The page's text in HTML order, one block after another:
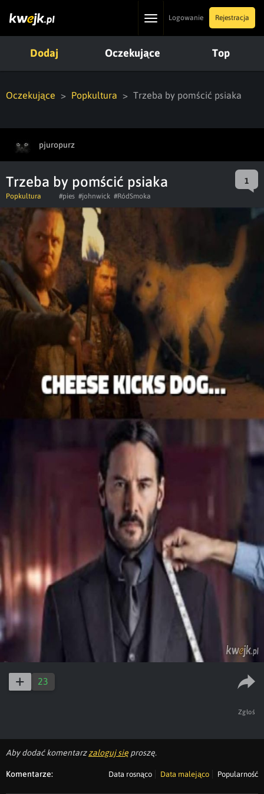
ToggleLogowanie Rejestracja
Dodaj Oczekujące Top
Oczekujące Popkultura Trzeba by pomścić psiaka
pjuropurz
Trzeba by pomścić psiaka 1
Popkultura #pies #johnwick #RódSmoka
23
Zgłoś
Aby dodać komentarzzaloguj się proszę.
Komentarze: Data rosnąco Data malejąco Popularność